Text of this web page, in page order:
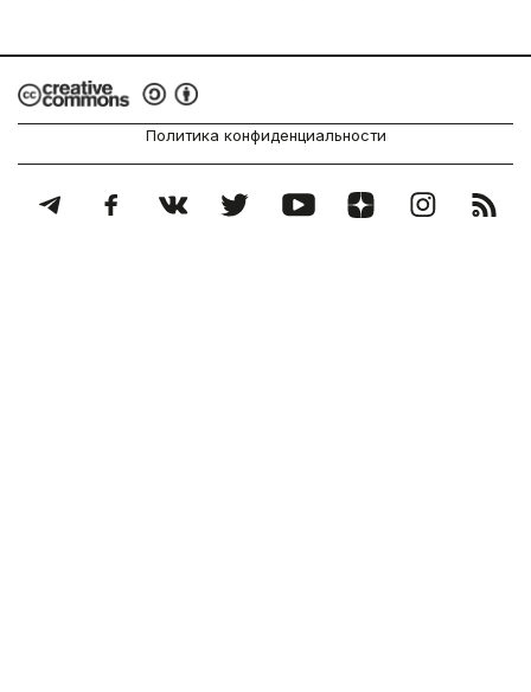
Политика конфиденциальности